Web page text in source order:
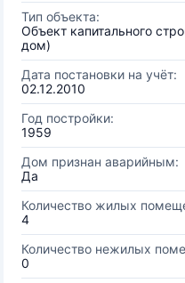
Тип объекта:
Объект капитального
дом)
Дата постановки на учёт:
02.12.2010
Год постройки:
1959
Дом признан аварийным:
Да
Количество жилых
4
Количество нежилых
0